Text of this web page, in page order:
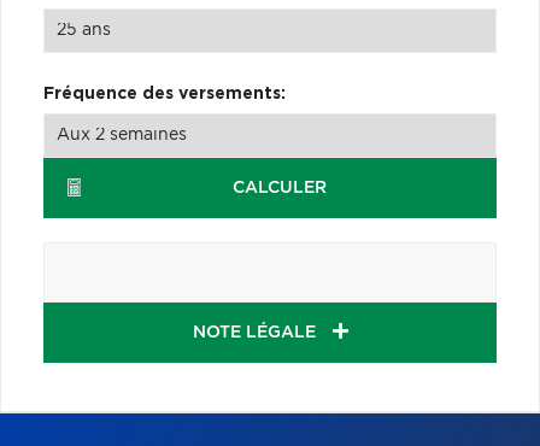
Fréquence des versements:
CALCULER
NOTE LÉGALE